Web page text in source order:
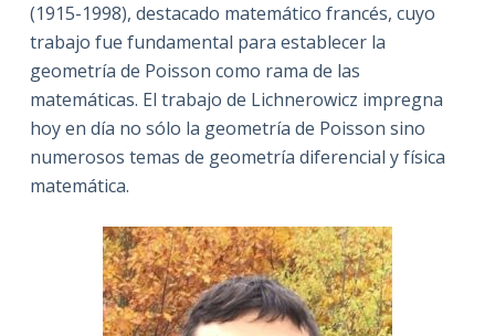
(1915-1998), destacado matemático francés, cuyo
trabajo fue fundamental para establecer la
geometría de Poisson como rama de las
matemáticas. El trabajo de Lichnerowicz impregna
hoy en día no sólo la geometría de Poisson sino
numerosos temas de geometría diferencial y física
matemática.